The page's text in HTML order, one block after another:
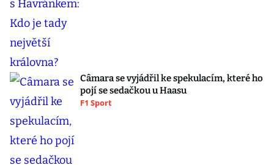
Câmara se vyjádřil ke spekulacím, které ho
pojí se sedačkou u Haasu
F1 Sport